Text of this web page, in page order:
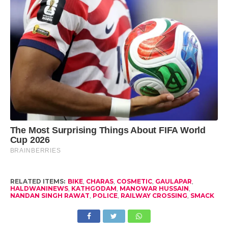
RELATED ITEMS: BIKE, CHARAS, COSMETIC, GAULAPAR,
HALDWANINEWS, KATHGODAM, MANOWAR HUSSAIN,
NANDAN SINGH RAWAT, POLICE, RAILWAY CROSSING, SMACK